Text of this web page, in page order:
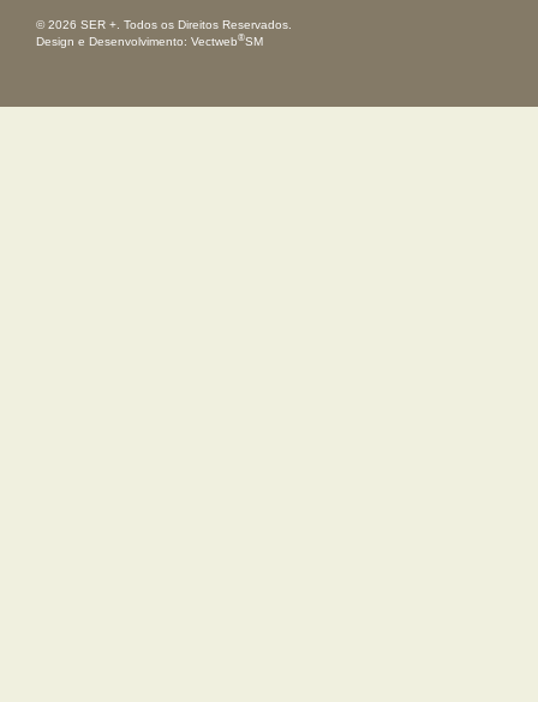
© 2026 SER +. Todos os Direitos Reservados.
Design e Desenvolvimento: Vectweb®SM